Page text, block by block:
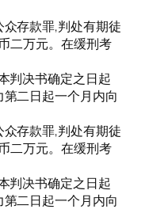
存款罪,判处有期徒
二万元。在缓刑考
判决书确定之日起
二日起一个月内向
存款罪,判处有期徒
二万元。在缓刑考
判决书确定之日起
二日起一个月内向